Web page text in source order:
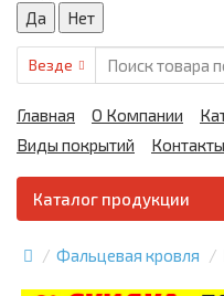
Везде
Главная О Компании
Виды покрытий
Контакты
Каталог продукции
Фальцевая кровля